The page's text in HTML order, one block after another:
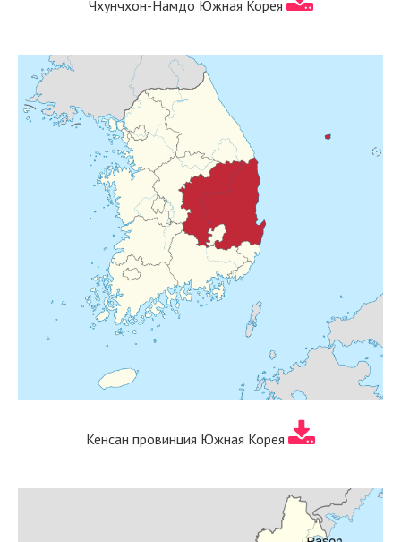
Чхунчхон-Намдо Южная Корея
Кенсан провинция Южная Корея